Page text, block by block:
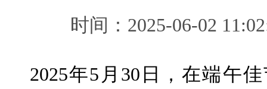
时间：2025-06-02
2025年5月30日，在端午